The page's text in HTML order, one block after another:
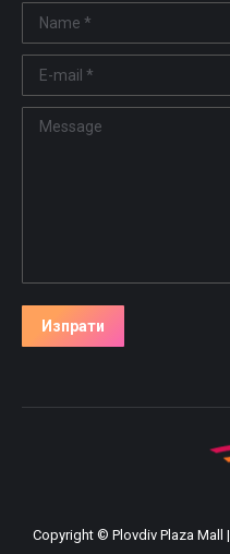
Name *
E-mail *
Message
Изпрати
Copyright © Plovdiv Plaza Mall |